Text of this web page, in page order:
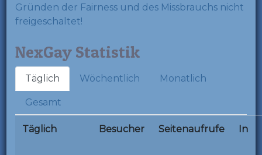
Gründen der Fairness und des Missbrauchs nicht
freigeschaltet!
NexGay Statistik
Täglich Wöchentlich Monatlich
Gesamt
Täglich Besucher Seitenaufrufe In